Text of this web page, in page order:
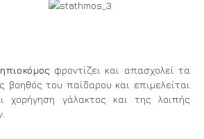
φροντίζει και απασχολεί τα
βοηθός του παίδαρου και επιμελείται
χορήγηση γάλακτος και της λοιπής